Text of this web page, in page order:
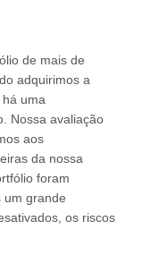
de mais de
adquirimos a
uma
Nossa avaliação
aos
da nossa
foram
um grande
os riscos